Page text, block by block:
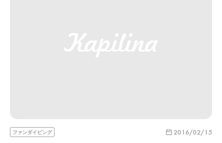
ファンダイビング 2016/02/15